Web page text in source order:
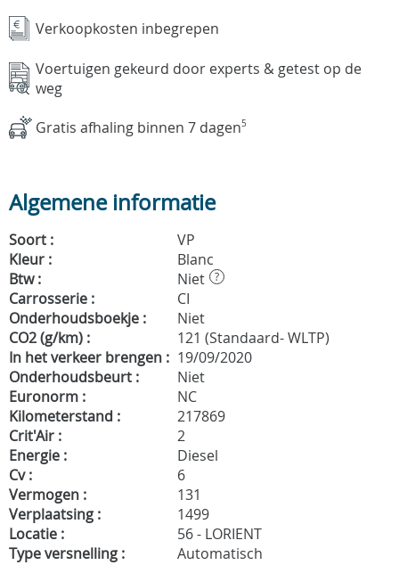
Verkoopkosten inbegrepen
Voertuigen gekeurd door experts & getest op de
weg
Gratis afhaling binnen 7 dagen5
Algemene informatie
Soort :
VP
Kleur :
Blanc
Btw :
Niet ?
Carrosserie :
CI
Onderhoudsboekje :
Niet
CO2 (g/km) :
121 (Standaard- WLTP)
In het verkeer brengen : 19/09/2020
Onderhoudsbeurt :
Niet
Euronorm :
NC
Kilometerstand :
217869
Crit'Air :
2
Energie :
Diesel
Cv :
6
Vermogen :
131
Verplaatsing :
1499
Locatie :
56 - LORIENT
Type versnelling :
Automatisch